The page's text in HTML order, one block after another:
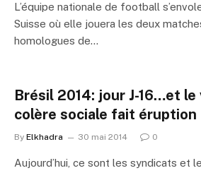
L’équipe nationale de football
Suisse où elle jouera les deux
homologues de…
Brésil 2014: jour J-16…et le
colère sociale fait éruption
By Elkhadra 30 mai 2014 0
Aujourd’hui, ce sont les syndicats et